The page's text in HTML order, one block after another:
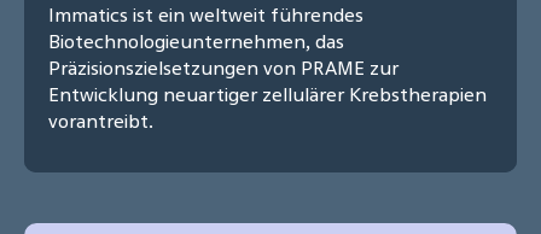
Immatics ist ein weltweit führendes
Biotechnologieunternehmen, das
Präzisionszielsetzungen von PRAME zur
Entwicklung neuartiger zellulärer Krebstherapien
vorantreibt.